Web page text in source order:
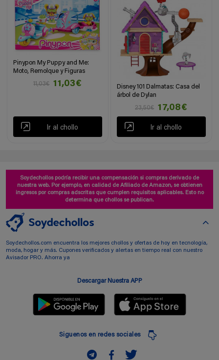
Pinypon My Puppy and Me:
Moto, Remolque y Figuras
11,03€
11,03€
Ir al chollo
Disney 101 Dalmatas: Casa del
árbol de Dylan
23,50€
17,08€
Ir al chollo
Soydechollos podría recibir una compensación si compras derivado de
nuestra web. Por ejemplo, en calidad de Afiliado de Amazon, se obtienen
ingresos por compras adscritas que cumplen requisitos aplicables. Esto no
determina que chollos se publican.
Soydechollos.com encuentra los mejores chollos y ofertas de hoy en tecnología,
moda, hogar y más. Cupones verificados y alertas en tiempo real con nuestro
Avisador PRO. Ahorra ya
Descargar Nuestra APP
Siguenos en redes sociales